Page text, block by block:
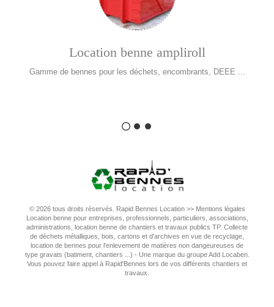
Location benne ampliroll
Gamme de bennes pour les déchets, encombrants, DEEE ...
© 2026 tous droits réservés. Rapid Bennes Location >> Mentions légales
Location benne pour entreprises, professionnels, particuliers, associations,
administrations, location benne de chantiers et travaux publics TP. Collecte
de déchets métalliques, bois, cartons et d'archives en vue de recyclage,
location de bennes pour l'enlevement de matières non dangeureuses de
type gravats (batiment, chantiers ...) - Une marque du groupe Add Locaben.
Vous pouvez faire appel à Rapid'Bennes lors de vos différents chantiers et
travaux.